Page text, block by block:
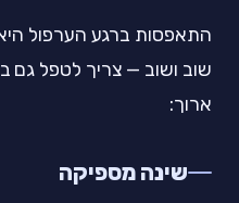
התאפסות ברגע הערפול
שוב ושוב — צריך לטפל גם
ארוך:
שינה מספיקה